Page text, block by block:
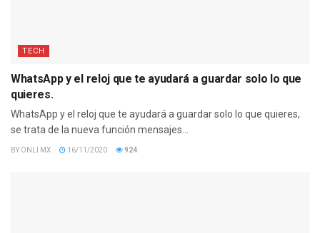
TECH
WhatsApp y el reloj que te ayudará a guardar solo lo que
quieres.
WhatsApp y el reloj que te ayudará a guardar solo lo que quieres,
se trata de la nueva función mensajes...
BY ONLI MX 16/11/2020 924